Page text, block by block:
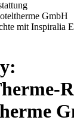
GmbH
mit Inspiralia